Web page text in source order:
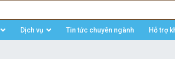
Dịch vụ Tin tức chuyên ngành Hỗ trợ